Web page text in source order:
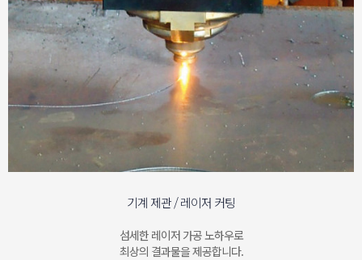
기계 제관 / 레이저 커팅
섬세한 레이저 가공 노하우로
최상의 결과물을 제공합니다.